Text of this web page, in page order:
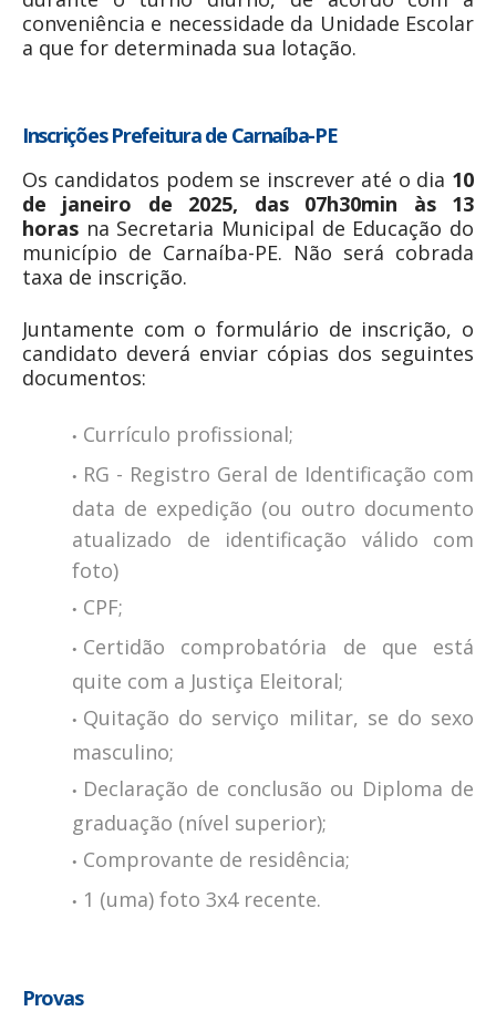
conveniência e necessidade da Unidade Escolar
a que for determinada sua lotação.
Inscrições Prefeitura de Carnaíba-PE
Os candidatos podem se inscrever até o dia 10
de janeiro de 2025, das 07h30min às 13
horas na Secretaria Municipal de Educação do
município de Carnaíba-PE. Não será cobrada
taxa de inscrição.
Juntamente com o formulário de inscrição, o
candidato deverá enviar cópias dos seguintes
documentos:
Currículo profissional;
RG - Registro Geral de Identificação com
data de expedição (ou outro documento
atualizado de identificação válido com
foto)
CPF;
Certidão comprobatória de que está
quite com a Justiça Eleitoral;
Quitação do serviço militar, se do sexo
masculino;
Declaração de conclusão ou Diploma de
graduação (nível superior);
Comprovante de residência;
1 (uma) foto 3x4 recente.
Provas